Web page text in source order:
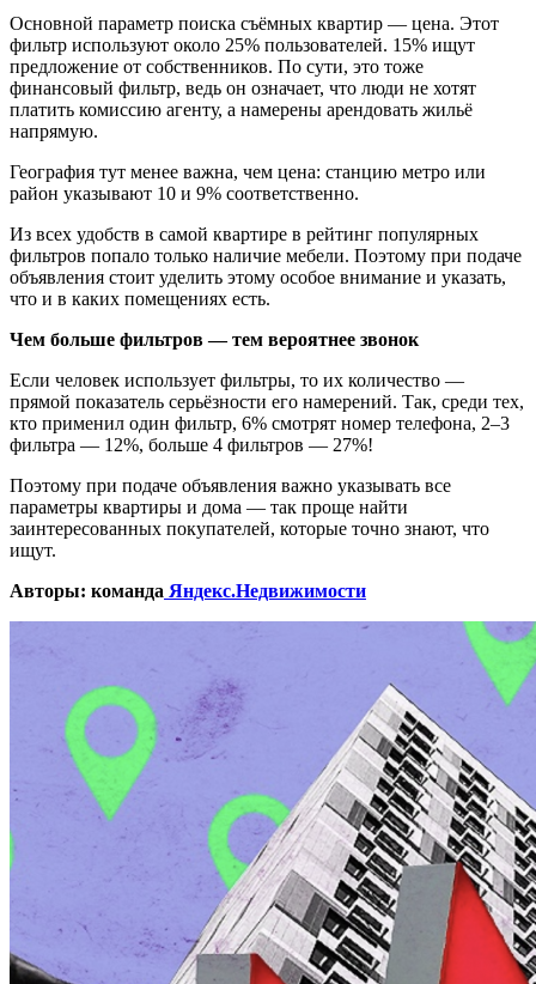
Основной параметр поиска съёмных квартир — цена. Этот
фильтр используют около 25% пользователей. 15% ищут
предложение от собственников. По сути, это тоже
финансовый фильтр, ведь он означает, что люди не хотят
платить комиссию агенту, а намерены арендовать жильё
напрямую.
География тут менее важна, чем цена: станцию метро или
район указывают 10 и 9% соответственно.
Из всех удобств в самой квартире в рейтинг популярных
фильтров попало только наличие мебели. Поэтому при подаче
объявления стоит уделить этому особое внимание и указать,
что и в каких помещениях есть.
Чем больше фильтров — тем вероятнее звонок
Если человек использует фильтры, то их количество —
прямой показатель серьёзности его намерений. Так, среди тех,
кто применил один фильтр, 6% смотрят номер телефона, 2–3
фильтра — 12%, больше 4 фильтров — 27%!
Поэтому при подаче объявления важно указывать все
параметры квартиры и дома — так проще найти
заинтересованных покупателей, которые точно знают, что
ищут.
Авторы: команда Яндекс.Недвижимости